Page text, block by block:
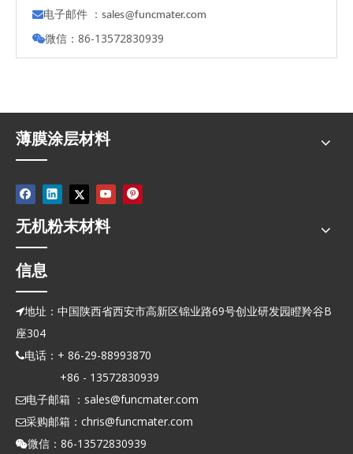
电子邮件 ： sales@funcmater.com
微信：86-13572830939
薄膜涂层材料
无机粉末材料
信息
地址：中国陕西省西安市高新区锦业路69号创业研发园瞪羚谷B
座304
电话：+ 86-29-88993870
+86 - 13572830939
电子邮箱 ： sales@funcmater.com
采购邮箱： chris@funcmater.com
微信：86-13572830939